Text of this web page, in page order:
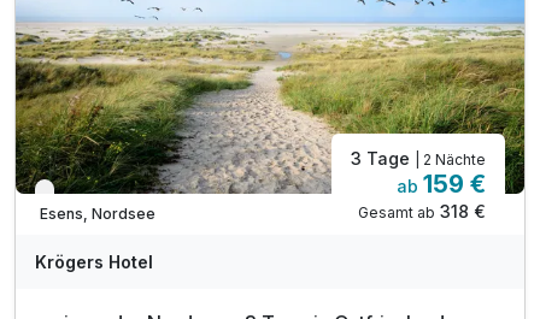
Verfügbar bis Dezember
Esens, Nordsee
3 Tage | 2 Nächte
ab 159 €
Gesamt ab 318 €
Krögers Hotel